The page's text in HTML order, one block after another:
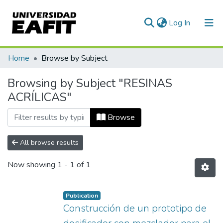
Log In (current)
Communities & Collections
All of DSpace
Home Browse by Subject
Browsing by Subject "RESINAS
ACRÍLICAS"
Browse
All browse results
Now showing 1 - 1 of 1
Publication
Construcción de un prototipo de